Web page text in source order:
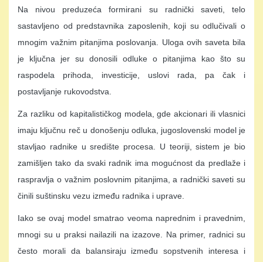
Na nivou preduzeća formirani su radnički saveti, telo
sastavljeno od predstavnika zaposlenih, koji su odlučivali o
mnogim važnim pitanjima poslovanja. Uloga ovih saveta bila
je ključna jer su donosili odluke o pitanjima kao što su
raspodela prihoda, investicije, uslovi rada, pa čak i
postavljanje rukovodstva.
Za razliku od kapitalističkog modela, gde akcionari ili vlasnici
imaju ključnu reč u donošenju odluka, jugoslovenski model je
stavljao radnike u središte procesa. U teoriji, sistem je bio
zamišljen tako da svaki radnik ima mogućnost da predlaže i
raspravlja o važnim poslovnim pitanjima, a radnički saveti su
činili suštinsku vezu između radnika i uprave.
Iako se ovaj model smatrao veoma naprednim i pravednim,
mnogi su u praksi nailazili na izazove. Na primer, radnici su
često morali da balansiraju između sopstvenih interesa i